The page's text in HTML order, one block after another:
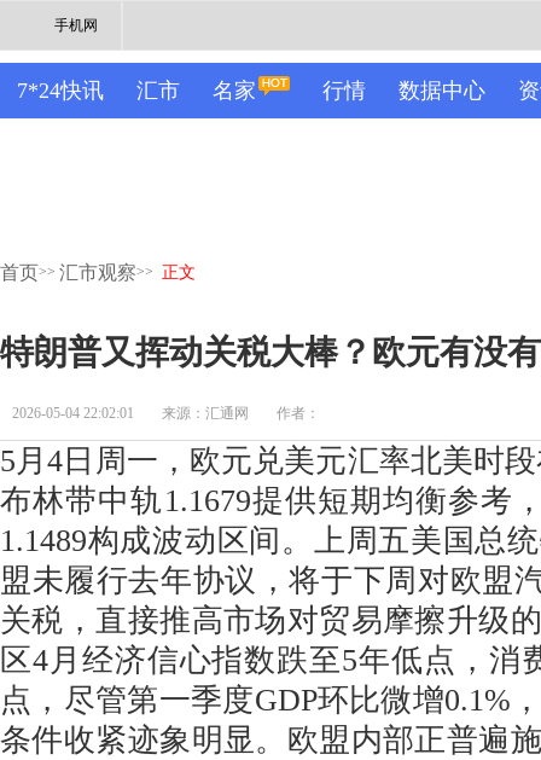
手机网
7*24快讯 汇市 名家 行情 数据中心
首页>> 汇市观察>> 正文
特朗普又挥动关税大棒？欧元有没
2026-05-04 22:02:01 来源：汇通网 作者：
5月4日周一，欧元兑美元汇率北美时
布林带中轨1.1679提供短期均衡参考
1.1489构成波动区间。上周五美国总
盟未履行去年协议，将于下周对欧盟
关税，直接推高市场对贸易摩擦升级
区4月经济信心指数跌至5年低点，消
点，尽管第一季度GDP环比微增0.1%
条件收紧迹象明显。欧盟内部正普遍